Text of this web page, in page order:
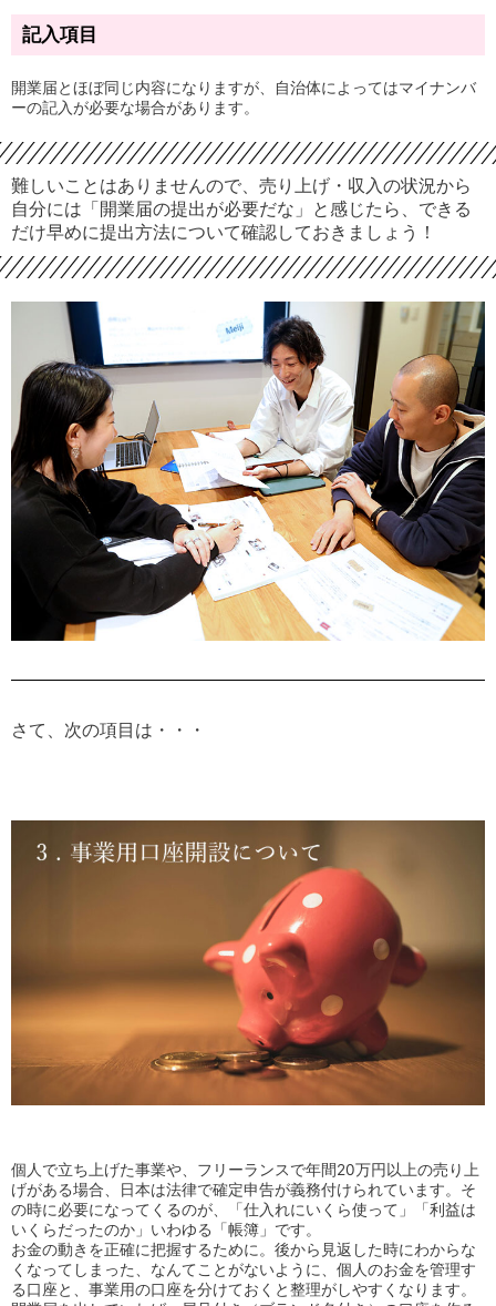
記入項目
開業届とほぼ同じ内容になりますが、自治体によってはマイナンバ
ーの記入が必要な場合があります。
難しいことはありませんので、売り上げ・収入の状況から
自分には「開業届の提出が必要だな」と感じたら、できる
だけ早めに提出方法について確認しておきましょう！
さて、次の項目は・・・
個人で立ち上げた事業や、フリーランスで年間20万円以上の売り上
げがある場合、日本は法律で確定申告が義務付けられています。そ
の時に必要になってくるのが、「仕入れにいくら使って」「利益は
いくらだったのか」いわゆる「帳簿」です。
お金の動きを正確に把握するために。後から見返した時にわからな
くなってしまった、なんてことがないように、個人のお金を管理す
る口座と、事業用の口座を分けておくと整理がしやすくなります。